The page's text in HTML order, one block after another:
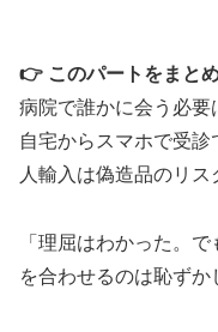
👉 このパートをまと
病院で誰かに会う必要
自宅からスマホで受
人輸入は偽造品のリス
「理屈はわかった。
を合わせるのは恥ず